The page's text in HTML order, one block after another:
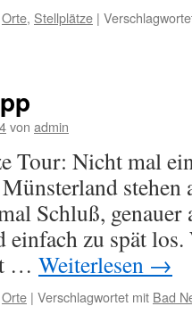
Orte, Stellplätze |
von admin
Tour: Nicht mal
Schluß, genauer
zu spät
… Weiterlesen →
Orte | Verschlagwortet mit Bad